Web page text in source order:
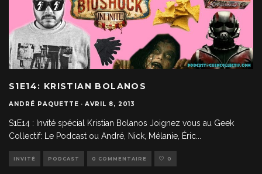
S1E14: KRISTIAN BOLANOS
ANDRÉ PAQUETTE · AVRIL 8, 2013
S1E14 : Invité spécial Kristian Bolanos Joignez vous au Geek
Collectif: Le Podcast ou André, Nick, Mélanie, Éric
INVITÉ PODCAST 0 COMMENTAIRE 0